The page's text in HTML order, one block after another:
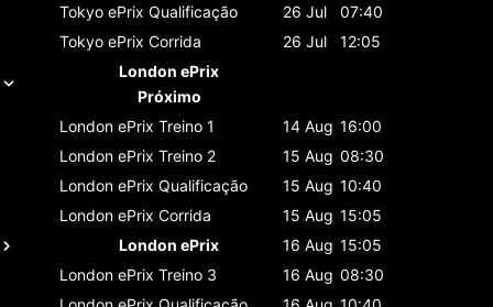
Tokyo ePrix Qualificação 26 Jul
07:40
Tokyo ePrix Corrida 26 Jul
12:05
London ePrix
Próximo
London ePrix Treino 1 14 Aug 16:00
London ePrix Treino 2 15 Aug 08:30
London ePrix Qualificação 15 Aug 10:40
London ePrix Corrida 15 Aug 15:05
London ePrix
16 Aug 15:05
London ePrix Treino 3 16 Aug 08:30